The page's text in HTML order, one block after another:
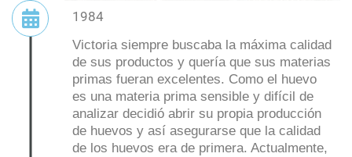
1984
Victoria siempre buscaba la máxima calidad
de sus productos y quería que sus materias
primas fueran excelentes. Como el huevo
es una materia prima sensible y difícil de
analizar decidió abrir su propia producción
de huevos y así asegurarse que la calidad
de los huevos era de primera. Actualmente,